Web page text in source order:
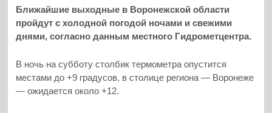
Ближайшие выходные в Воронежской области
пройдут с холодной погодой ночами и свежими
днями, согласно данным местного Гидрометцентра.
В ночь на субботу столбик термометра опустится
местами до +9 градусов, в столице региона — Воронеже
— ожидается около +12.